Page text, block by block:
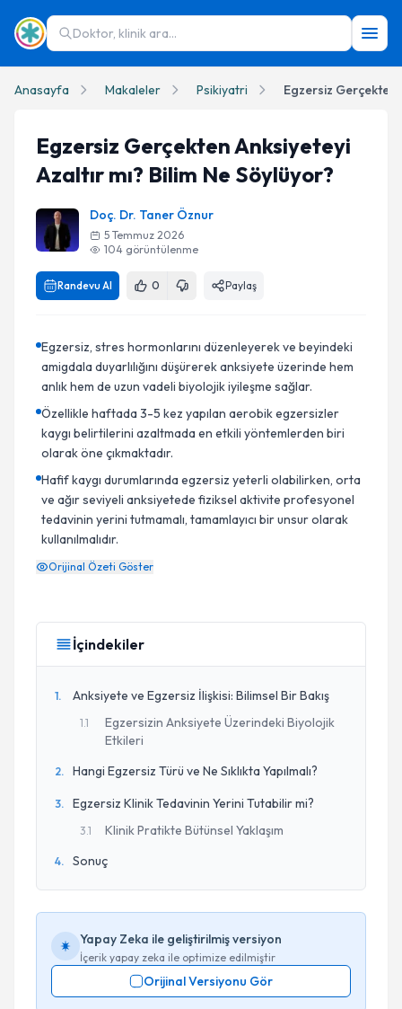
Doktor, klinik ara...
Anasayfa Makaleler Psikiyatri
Egzersiz Gerçekten Anksiyeteyi
Azaltır mı? Bilim Ne Söylüyor?
Doç. Dr. Taner Öznur
5 Temmuz 2026
104 görüntülenme
Randevu Al 0 Paylaş
Egzersiz, stres hormonlarını düzenleyerek ve beyindeki
amigdala duyarlılığını düşürerek anksiyete üzerinde hem
anlık hem de uzun vadeli biyolojik iyileşme sağlar.
Özellikle haftada 3-5 kez yapılan aerobik egzersizler
kaygı belirtilerini azaltmada en etkili yöntemlerden biri
olarak öne çıkmaktadır.
Hafif kaygı durumlarında egzersiz yeterli olabilirken, orta
ve ağır seviyeli anksiyetede fiziksel aktivite profesyonel
tedavinin yerini tutmamalı, tamamlayıcı bir unsur olarak
kullanılmalıdır.
Orijinal Özeti Göster
İçindekiler
1. Anksiyete ve Egzersiz İlişkisi: Bilimsel Bir Bakış
1.1
Egzersizin Anksiyete Üzerindeki Biyolojik
Etkileri
2. Hangi Egzersiz Türü ve Ne Sıklıkta Yapılmalı?
3. Egzersiz Klinik Tedavinin Yerini Tutabilir mi?
3.1 Klinik Pratikte Bütünsel Yaklaşım
4. Sonuç
Yapay Zeka ile geliştirilmiş versiyon
İçerik yapay zeka ile optimize edilmiştir
Orijinal Versiyonu Gör